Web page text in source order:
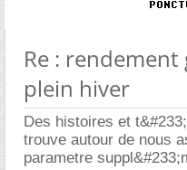
Re :
plein hiver
Des histoires et
trouve autour de nous
parametre